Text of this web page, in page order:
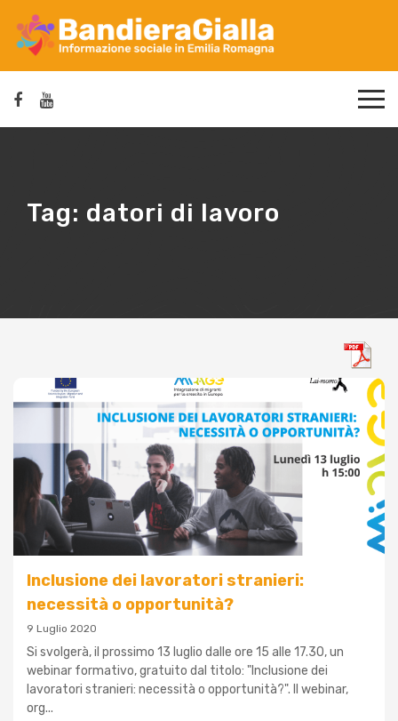
Tag: datori di lavoro
Inclusione dei lavoratori stranieri:
necessità o opportunità?
9 Luglio 2020
Si svolgerà, il prossimo 13 luglio dalle ore 15 alle 17.30, un
webinar formativo, gratuito dal titolo: "Inclusione dei
lavoratori stranieri: necessità o opportunità?". Il webinar,
org...